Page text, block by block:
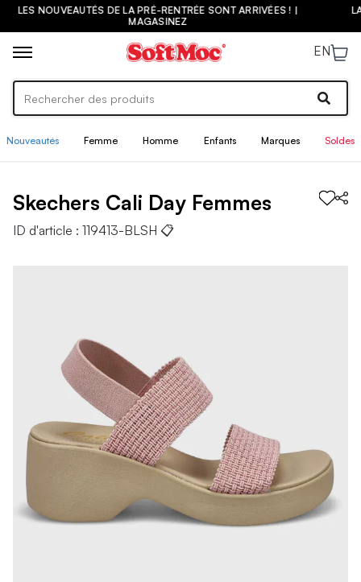
DE LA PRÉ-RENTRÉE SONT ARRIVÉES ! |
MAGASINEZ
LA PLUS
EN
Nouveautés Femme Homme Enfants Marques Soldes
Skechers Cali Day Femmes
ID d'article : 119413-BLSH 📋